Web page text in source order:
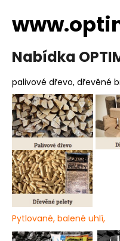
Nabídka
palivové dřevo, dřevěné
Pytlované, balené uhlí,